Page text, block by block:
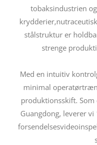
tobaksindustrien
stålstruktur er
strenge
Med en intuitiv
minimal
produktionsskift.
Guangdong, leverer